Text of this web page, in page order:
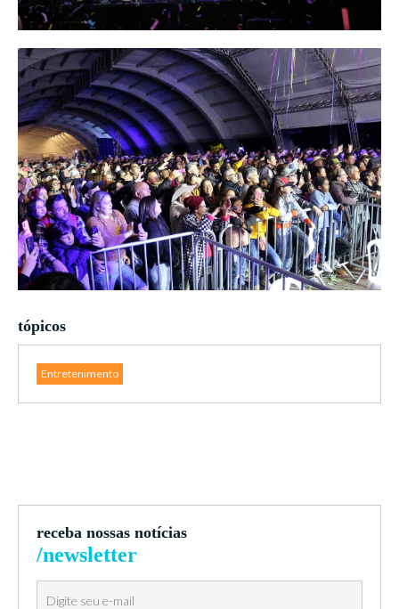
tópicos
Entretenimento
receba nossas notícias
/newsletter